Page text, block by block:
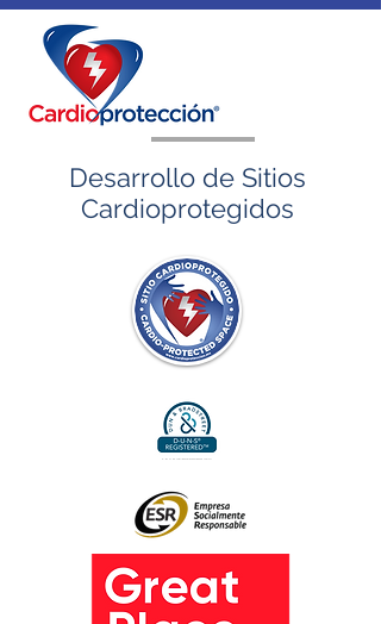
Desarrollo de Sitios
Cardioprotegidos